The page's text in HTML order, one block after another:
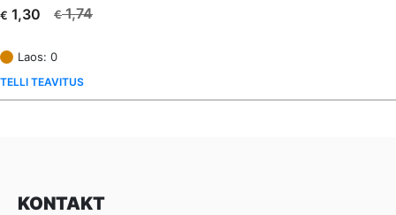
€1,74
Algne
oli:
€ 1,74.
€ 1,30
Current
is:
€ 1,30.
Laos: 0
TELLI TEAVITUS
KONTAKT